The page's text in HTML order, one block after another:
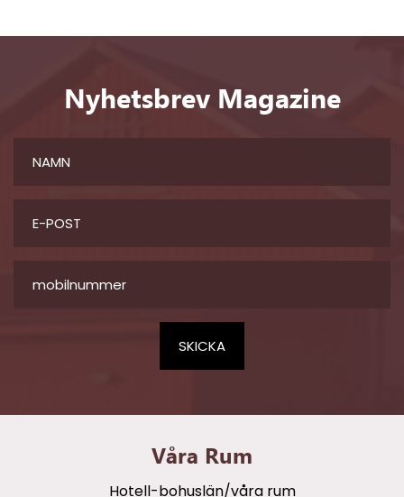
Våra Rum
Hotell-bohuslän/våra rum
Nyhetsbrev Magazine